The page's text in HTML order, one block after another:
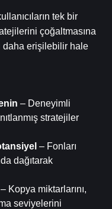
tek bir
çoğaltmasına
daha erişilebilir hale
– Deneyimli
stratejiler
– Fonları
dağıtarak
– Kopya miktarlarını,
seviyelerini